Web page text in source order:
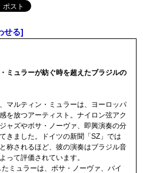
せる]
ミュラーが紡ぐ時を超えたブラジルの
マルティン・ミュラーは、ヨーロッパ
を放つアーティスト。ナイロン弦アク
ャズやボサ・ノーヴァ、即興演奏の分
きました。ドイツの新聞「SZ」では
称されるほど、彼の演奏はブラジル音
って評価されています。
ミュラーは、ボサ・ノーヴァ、バイ